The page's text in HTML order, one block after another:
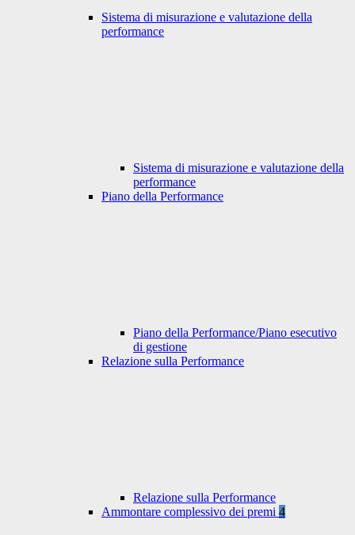
Sistema di misurazione e valutazione della
performance
Sistema di misurazione e valutazione della
performance
Piano della Performance
Piano della Performance/Piano esecutivo
di gestione
Relazione sulla Performance
Relazione sulla Performance
Ammontare complessivo dei premi 4